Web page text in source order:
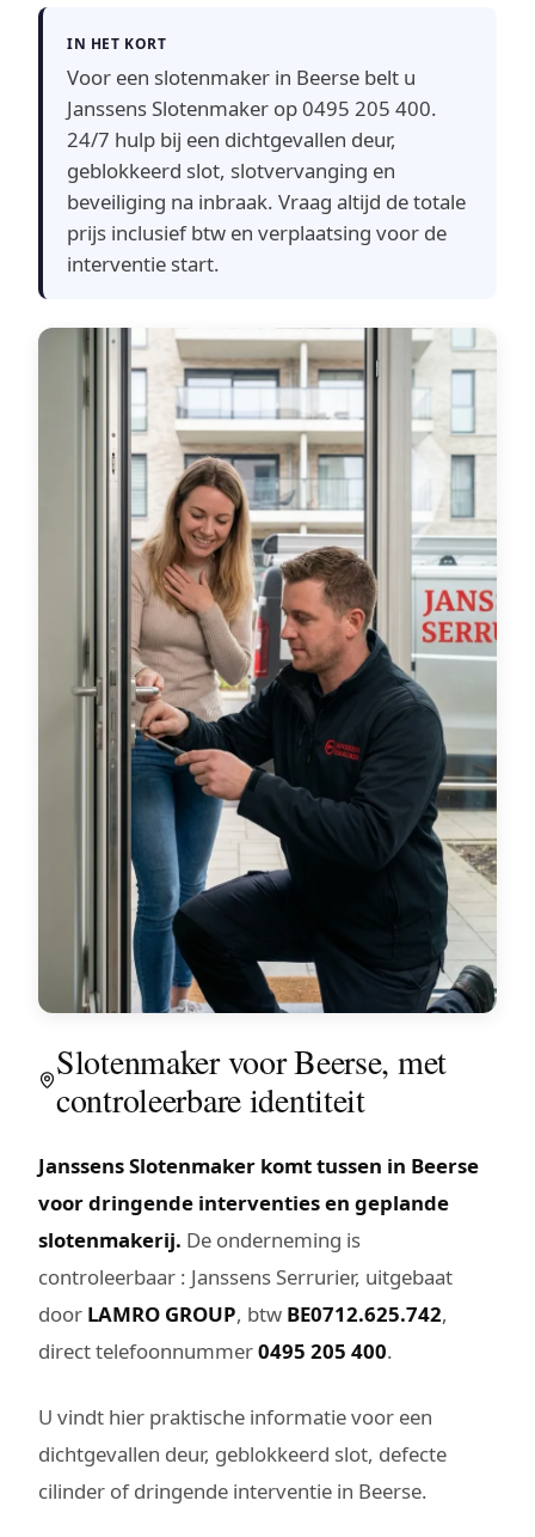
IN HET KORT
Voor een slotenmaker in Beerse belt u
Janssens Slotenmaker op 0495 205 400.
24/7 hulp bij een dichtgevallen deur,
geblokkeerd slot, slotvervanging en
beveiliging na inbraak. Vraag altijd de totale
prijs inclusief btw en verplaatsing voor de
interventie start.
Slotenmaker voor Beerse, met
controleerbare identiteit
Janssens Slotenmaker komt tussen in Beerse
voor dringende interventies en geplande
slotenmakerij. De onderneming is
controleerbaar : Janssens Serrurier, uitgebaat
door LAMRO GROUP, btw BE0712.625.742,
direct telefoonnummer0495 205 400.
U vindt hier praktische informatie voor een
dichtgevallen deur, geblokkeerd slot, defecte
cilinder of dringende interventie in Beerse.